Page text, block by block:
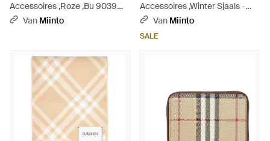
Accessoires ,Roze ,Bu 9039
Horloge - Naturel
Van Miinto
Accessoires ,Winter Sjaals -
Naturel
Van Miinto
SALE